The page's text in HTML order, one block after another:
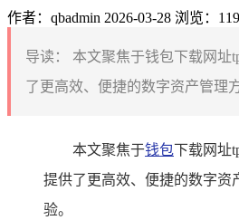
作者：qbadmin 2026-03-28 浏览：
导读：
本文聚焦于钱包下载网址
了更高效、便捷的数字资产管理
本文聚焦于钱包下载网址
提供了更高效、便捷的数字资
验。